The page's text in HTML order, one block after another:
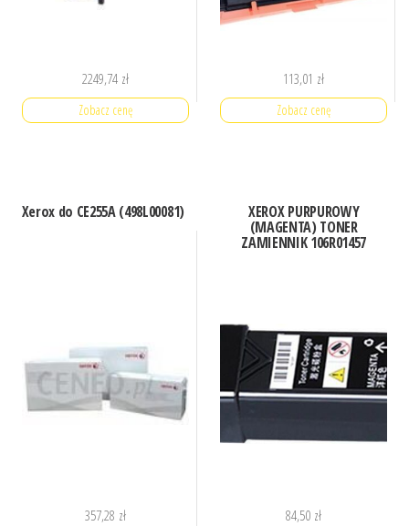
2249,74 zł
Zobacz cenę
113,01 zł
Zobacz cenę
Xerox do CE255A (498L00081)
357,28 zł
XEROX PURPUROWY
(MAGENTA) TONER
ZAMIENNIK 106R01457
84,50 zł